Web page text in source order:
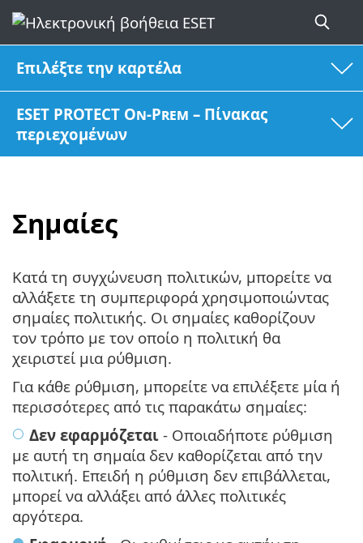
Επιλέξτε την καρτέλα
ESET PROTECT On-Prem – Πίνακας
περιεχομένων
Σημαίες
Κατά τη συγχώνευση πολιτικών, μπορείτε να
αλλάξετε τη συμπεριφορά χρησιμοποιώντας
σημαίες πολιτικής. Οι σημαίες καθορίζουν
τον τρόπο με τον οποίο η πολιτική θα
χειριστεί μια ρύθμιση.
Για κάθε ρύθμιση, μπορείτε να επιλέξετε μία ή
περισσότερες από τις παρακάτω σημαίες:
Δεν εφαρμόζεται - Οποιαδήποτε ρύθμιση
με αυτή τη σημαία δεν καθορίζεται από την
πολιτική. Επειδή η ρύθμιση δεν επιβάλλεται,
μπορεί να αλλάξει από άλλες πολιτικές
αργότερα.